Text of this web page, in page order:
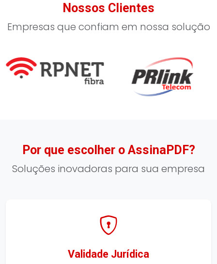
Nossos Clientes
Empresas que confiam em nossa solução
Por que escolher o AssinaPDF?
Soluções inovadoras para sua empresa
Validade Jurídica